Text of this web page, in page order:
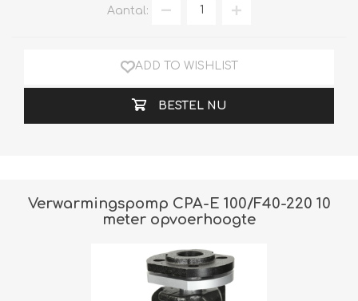
Aantal:
ADD TO WISHLIST
BESTEL NU
Verwarmingspomp CPA-E 100/F40-220 10
meter opvoerhoogte